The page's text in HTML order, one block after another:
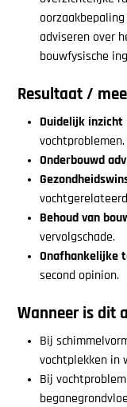
adviseren over
bouwfysische
Resultaat /
Duidelijk inzicht
vochtproblemen.
Onderbouwd
Behoud van
vervolgschade.
Onafhankelijke
second opinion.
Wanneer is dit
Bij
vochtplekken in
Bij